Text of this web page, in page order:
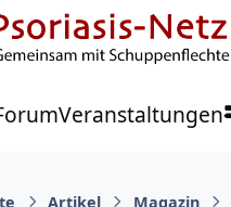
Veranstaltungen
Artikel Magazin